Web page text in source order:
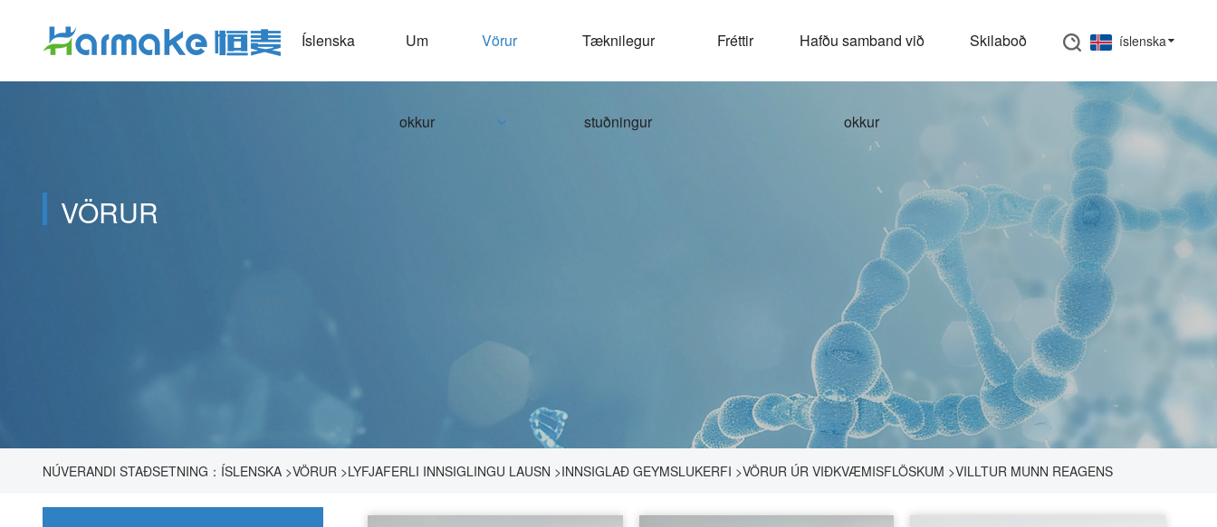
Íslenska Um
okkur
Vörur Tæknilegur
stuðningur
Fréttir Hafðu samband við
okkur
Skilaboð íslenska
VÖRUR
NÚVERANDI STAÐSETNING： ÍSLENSKA >VÖRUR >LYFJAFERLI INNSIGLINGU LAUSN >INNSIGLAÐ GEYMSLUKERFI >VÖRUR ÚR VIÐKVÆMISFLÖSKUM >VILLTUR MUNN REAGENS